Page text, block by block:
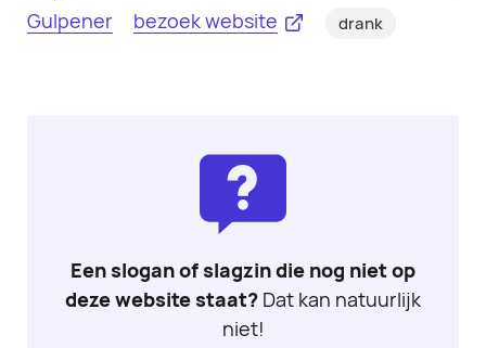
Gulpener bezoek website drank
Een slogan of slagzin die nog niet op
deze website staat? Dat kan natuurlijk
niet!